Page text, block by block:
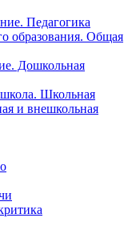
Педагогика
образования. Общая
Дошкольная
Школьная
и внешкольная